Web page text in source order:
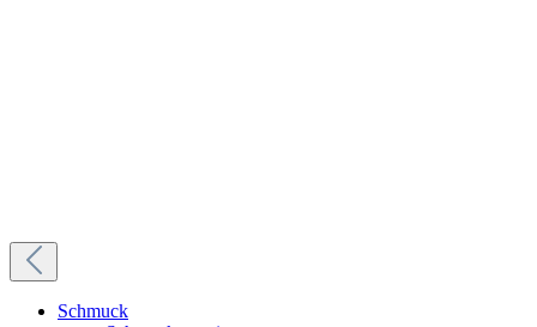
Schmuck